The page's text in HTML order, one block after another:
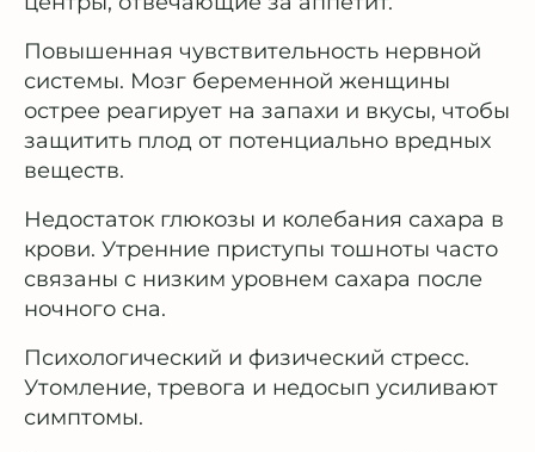
Повышенная чувствительность нервной
системы. Мозг беременной женщины
острее реагирует на запахи и вкусы, чтобы
защитить плод от потенциально вредных
веществ.
Недостаток глюкозы и колебания сахара в
крови. Утренние приступы тошноты часто
связаны с низким уровнем сахара после
ночного сна.
Психологический и физический стресс.
Утомление, тревога и недосып усиливают
симптомы.